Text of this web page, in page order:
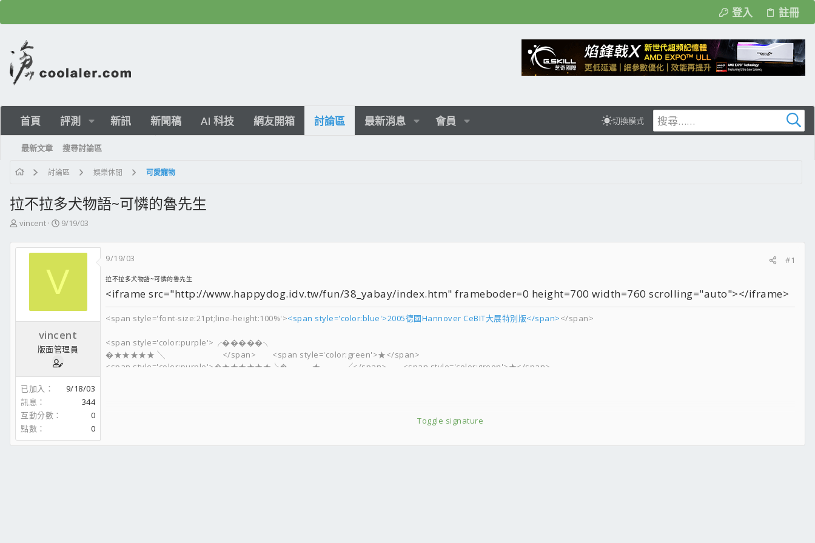
登入 註冊
首頁 評測 新訊 新聞稿 AI 科技 網友開箱 討論區 最新消息 會員 切換模式
最新文章 搜尋討論區
討論區 娛樂休閒 可愛寵物
拉不拉多犬物語~可憐的魯先生
主
發
vincent
開
日
9/19/03
V
vincent
版面管理員
已加入
9/18/03
訊息
344
互動分數
0
點數
0
9/19/03 #1
拉不拉多犬物語~可憐的魯先生
<iframe src="http://www.happydog.idv.tw/fun/38_yabay/index.htm" frameboder=0 height=700 width=760 scrolling="auto"></iframe>
Toggle signature
<span style='font-size:21pt;line-height:100%'><span style='color:blue'>2005德國Hannover CeBIT大展特別版</span></span>
<span style='color:purple'>╭�����╮
�★★★★★ ╲ </span> <span style='color:green'>★</span>
<span style='color:purple'>�★★★★★★╰� ★ ╱</span> <span style='color:green'>★</span>